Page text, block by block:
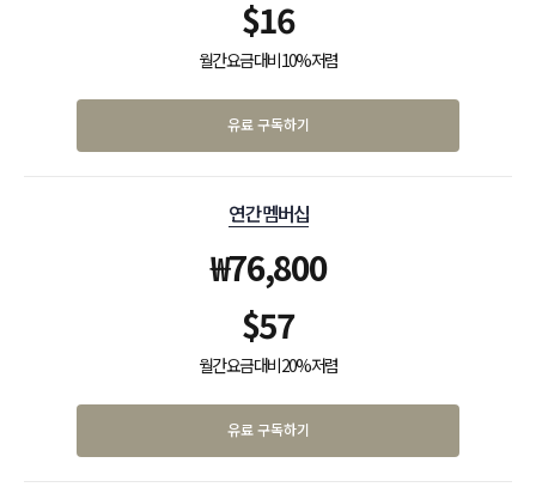
$16
월간 요금 대비 10% 저렴
유료 구독하기
연간 멤버십
₩76,800
$57
월간 요금 대비 20% 저렴
유료 구독하기